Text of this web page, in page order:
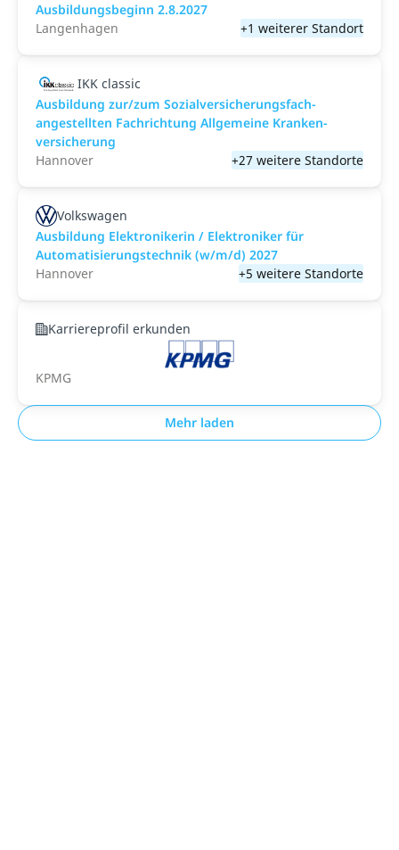
Ausbildungsbeginn 2.8.2027
Langenhagen
+1 weiterer Standort
IKK classic
Aus­bild­ung zur/zum Sozial­versicher­ungs­fach­
angestellten­ Fach­richtung All­gemeine Kranken­
versicher­ung
Hannover
+27 weitere Standorte
Volkswagen
Ausbildung Elektronikerin / Elektroniker für
Automatisierungstechnik (w/m/d) 2027
Hannover
+5 weitere Standorte
Karriereprofil erkunden
KPMG
Mehr laden